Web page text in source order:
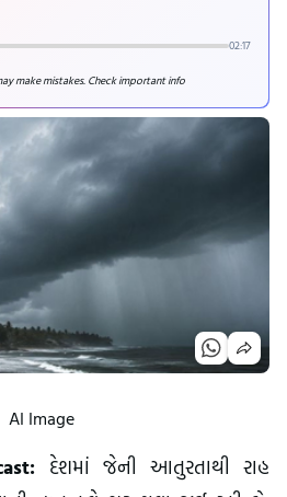
02:17
make mistakes. Check important info
AI Image
દેશમાં જેની આતુરતાથી રાહ